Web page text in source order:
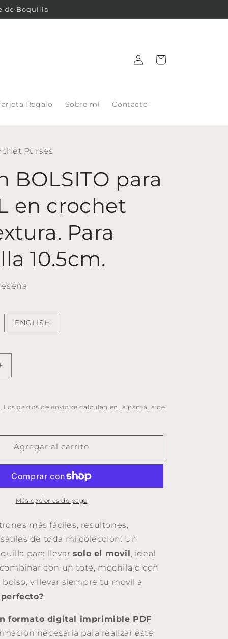
de Boquilla
Regalo Sobre mí Contacto
Iniciar
sesión
Carrito
Purses
BOLSITO para
en crochet
Para
10.5cm.
ENGLISH
Aumentar
textura.
boquilla
Losgastos de envío se calculan en la pantalla de
Agregar al carrito
Más opciones de pago
más fáciles, resultones,
de toda mi colección. Un
para llevar solo el movil, ideal
con un tote, mochila o con
y llevar siempre tu movil a
formato digital imprimible PDF
necesaria para realizar este